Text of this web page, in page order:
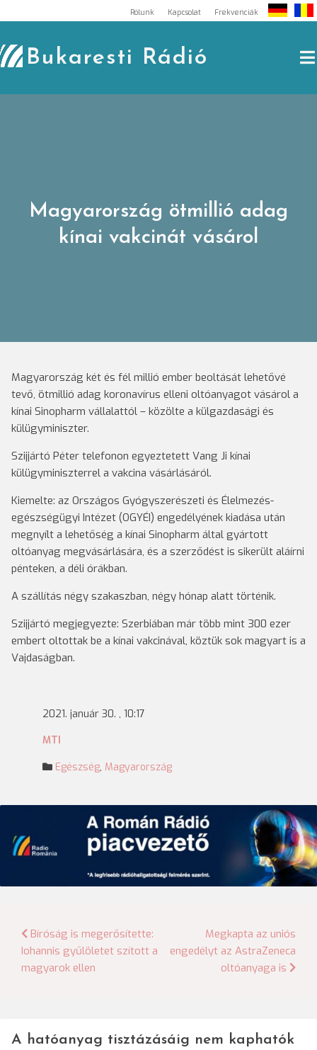
to
content
Rólunk Kapcsolat Frekvenciák
Bukaresti Rádió
Magyarország ötmillió adag
kínai vakcinát vásárol
Magyarország két és fél millió ember beoltását lehetővé
tevő, ötmillió adag koronavírus elleni oltóanyagot vásárol a
kínai Sinopharm vállalattól – közölte a külgazdasági és
külügyminiszter.
Szijjártó Péter telefonon egyeztetett Vang Ji kínai
külügyminiszterrel a vakcina vásárlásáról.
Kiemelte: az Országos Gyógyszerészeti és Élelmezés-
egészségügyi Intézet (OGYÉI) engedélyének kiadása után
megnyílt a lehetőség a kínai Sinopharm által gyártott
oltóanyag megvásárlására, és a szerződést is sikerült aláírni
pénteken, a déli órákban.
A szállítás négy szakaszban, négy hónap alatt történik.
Szijjártó megjegyezte: Szerbiában már több mint 300 ezer
embert oltottak be a kínai vakcinával, köztük sok magyart is a
Vajdaságban.
2021. január 30. , 10:17
MTI
Egészség, Magyarország
Bejegyzés
navigáció
Bíróság is megerősítette:
Iohannis gyűlöletet szított a
magyarok ellen
Megkapta az uniós
engedélyt az AstraZeneca
oltóanyaga is
A hatóanyag tisztázásáig nem kaphatók